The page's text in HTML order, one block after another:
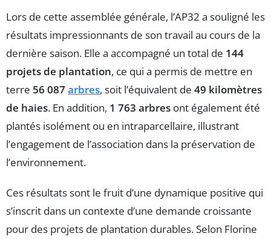
Lors de cette assemblée générale, l’AP32 a souligné les
résultats impressionnants de son travail au cours de la
dernière saison. Elle a accompagné un total de 144
projets de plantation, ce qui a permis de mettre en
terre 56 087 arbres, soit l’équivalent de 49 kilomètres
de haies. En addition, 1 763 arbres ont également été
plantés isolément ou en intraparcellaire, illustrant
l’engagement de l’association dans la préservation de
l’environnement.
Ces résultats sont le fruit d’une dynamique positive qui
s’inscrit dans un contexte d’une demande croissante
pour des projets de plantation durables. Selon Florine